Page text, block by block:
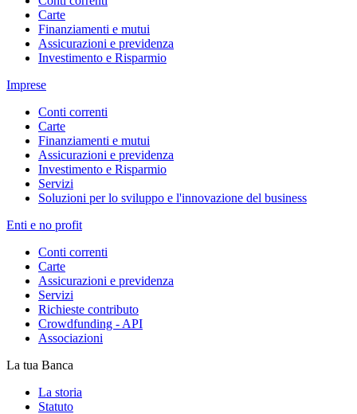
Carte
Finanziamenti e mutui
Assicurazioni e previdenza
Investimento e Risparmio
Imprese
Conti correnti
Carte
Finanziamenti e mutui
Assicurazioni e previdenza
Investimento e Risparmio
Servizi
Soluzioni per lo sviluppo e l'innovazione del business
Enti e no profit
Conti correnti
Carte
Assicurazioni e previdenza
Servizi
Richieste contributo
Crowdfunding - API
Associazioni
La tua Banca
La storia
Statuto